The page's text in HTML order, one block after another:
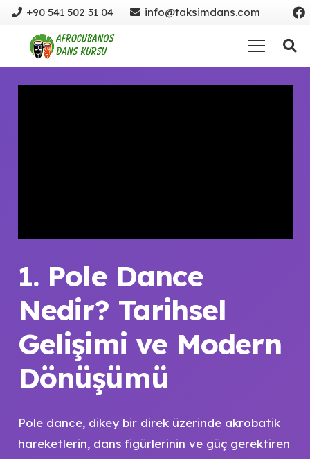
+90 541 502 31 04 info@taksimdans.com
1. Pole Dance
Nedir? Tarihsel
Gelişimi ve Modern
Dönüşümü
Pole dance, dikey bir direk üzerinde akrobatik
hareketlerin, dans figürlerinin ve güç gerektiren